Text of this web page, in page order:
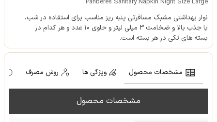
Panberes Sanitary Napkin Night Size Large
نوار بهداشتی مشبک مسافرتی پنبه ریز مناسب برای استفاده در شب،
با جذب بالا و ضخامت ۳ میلی لیتر و حاوی ۱۰ عدد و هر کدام در
بسته های تکی در هر بسته است.
مشخصات محصول ویژگی ها روش مصرف
مشخصات محصول